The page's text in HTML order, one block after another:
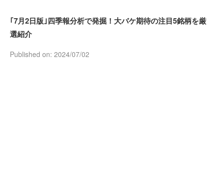
｢7月2日版｣四季報分析で発掘！大バケ期待の注目5銘柄を厳
選紹介
Published on: 2024/07/02